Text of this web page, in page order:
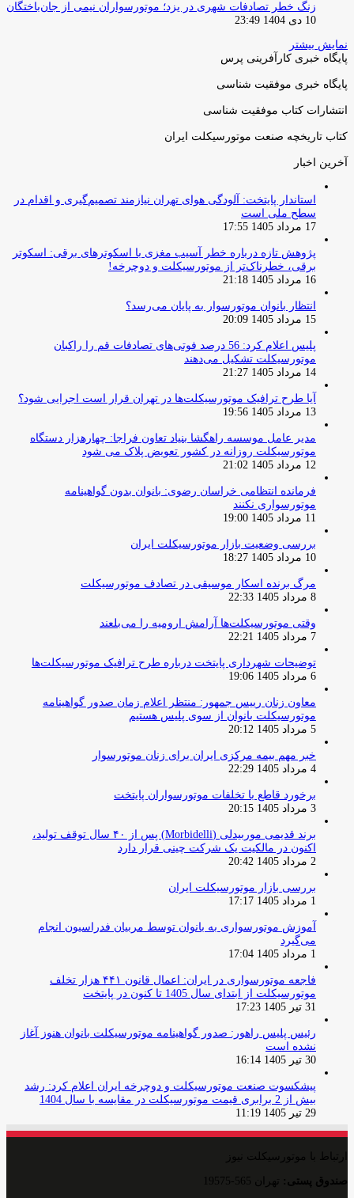
زنگ خطر تصادفات شهری در یزد؛ موتورسواران نیمی از جان‌باختگان
10 دی 1404 23:49
نمایش بیشتر
پایگاه خبری کارآفرینی پرس
پایگاه خبری موفقیت شناسی
انتشارات کتاب موفقیت شناسی
کتاب تاریخچه صنعت موتورسیکلت ایران
آخرین اخبار
استاندار پایتخت: آلودگی هوای تهران نیازمند تصمیم‌گیری و اقدام در
سطح ملی است
17 مرداد 1405 17:55
پژوهش تازه درباره خطر آسیب مغزی با اسکوترهای برقی: اسکوتر
برقی، خطرناک‌تر از موتورسیکلت و دوچرخه!
16 مرداد 1405 21:18
انتظار بانوان موتورسوار به پایان می‌رسد؟
15 مرداد 1405 20:09
پلیس اعلام کرد: 56 درصد فوتی‌های تصادفات قم را راکبان
موتورسیکلت تشکیل می‌دهند
14 مرداد 1405 21:27
آیا طرح ترافیک موتورسیکلت‌ها در تهران قرار است اجرایی شود؟
13 مرداد 1405 19:56
مدیر عامل موسسه راهگشا بنیاد تعاون فراجا: چهارهزار دستگاه
موتورسیکلت روزانه در کشور تعویض پلاک می شود
12 مرداد 1405 21:02
فرمانده انتظامی خراسان رضوی: بانوان بدون گواهینامه
موتورسواری نکنند
11 مرداد 1405 19:00
بررسی وضعیت بازار موتورسیکلت ایران
10 مرداد 1405 18:27
مرگ برنده اسکار موسیقی در تصادف موتورسیکلت
8 مرداد 1405 22:33
وقتی موتورسیکلت‌ها آرامش ارومیه را می‌بلعند
7 مرداد 1405 22:21
توضیحات شهرداری پایتخت درباره طرح ترافیک موتورسیکلت‌ها
6 مرداد 1405 19:06
معاون زنان رییس جمهور: منتظر اعلام زمان صدور گواهینامه
موتورسیکلت بانوان از سوی پلیس هستیم
5 مرداد 1405 20:12
خبر مهم بیمه مرکزی ایران برای زنان موتورسوار
4 مرداد 1405 22:29
برخورد قاطع با تخلفات موتورسواران پایتخت
3 مرداد 1405 20:15
برند قدیمی موربیدلی (Morbidelli) پس از ۴۰ سال توقف تولید،
اکنون در مالکیت یک شرکت چینی قرار دارد
2 مرداد 1405 20:42
بررسی بازار موتورسیکلت ایران
1 مرداد 1405 17:17
آموزش موتورسواری به بانوان توسط مربیان فدراسیون انجام
می‌گیرد
1 مرداد 1405 17:04
فاجعه موتورسواری در ایران: اعمال قانون ۴۴۱ هزار تخلف
موتورسیکلت از ابتدای سال 1405 تا کنون در پایتخت
31 تیر 1405 17:23
رئیس پلیس راهور: صدور گواهینامه موتورسیکلت بانوان هنوز آغاز
نشده است
30 تیر 1405 16:14
پیشکسوت صنعت موتورسیکلت و دوچرخه ایران اعلام کرد: رشد
بیش از 2 برابری قیمت موتورسیکلت در مقایسه با سال 1404
29 تیر 1405 11:19
ارتباط با موتورسیکلت نیوز
صندوق پستی: تهران 565-19575